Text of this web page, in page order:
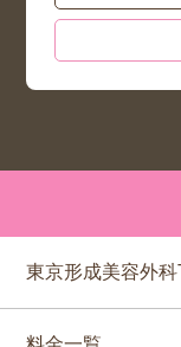
東京形成美容外科